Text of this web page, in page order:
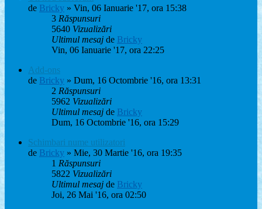
de Bricky » Vin, 06 Ianuarie '17, ora 15:38
3 Răspunsuri
5640 Vizualizări
Ultimul mesaj de Bricky
Vin, 06 Ianuarie '17, ora 22:25
Add-ons
de Bricky » Dum, 16 Octombrie '16, ora 13:31
2 Răspunsuri
5962 Vizualizări
Ultimul mesaj de Bricky
Dum, 16 Octombrie '16, ora 15:29
Schimbari nume utilizatori
de Bricky » Mie, 30 Martie '16, ora 19:35
1 Răspunsuri
5822 Vizualizări
Ultimul mesaj de Bricky
Joi, 26 Mai '16, ora 02:50